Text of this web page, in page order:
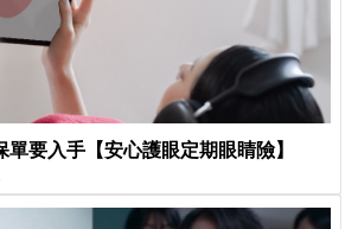
要入手【安心護眼定期眼睛險】